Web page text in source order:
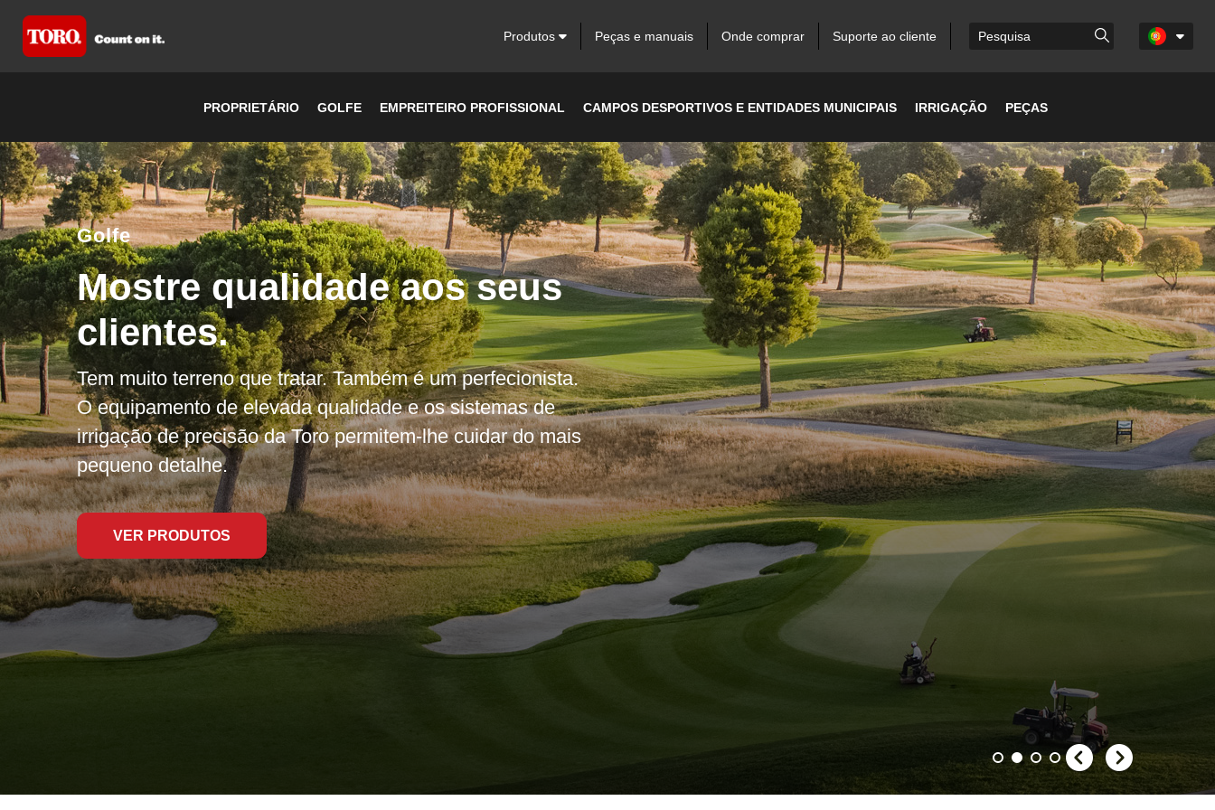
Produtos Peças e manuais Onde comprar Suporte ao cliente
PROPRIETÁRIO GOLFE EMPREITEIRO PROFISSIONAL CAMPOS DESPORTIVOS E ENTIDADES MUNICIPAIS IRRIGAÇÃO PEÇAS
Golfe
Mostre qualidade aos seus
clientes.
Tem muito terreno que tratar. Também é um perfecionista.
O equipamento de elevada qualidade e os sistemas de
irrigação de precisão da Toro permitem-lhe cuidar do mais
pequeno detalhe.
VER PRODUTOS